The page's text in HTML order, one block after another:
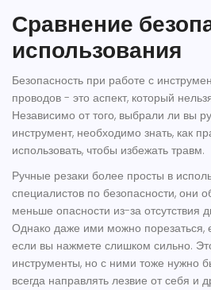
Сравнение
использования
Безопасность при работе с
проводов - это аспект, который
Независимо от того, выбрали ли вы
инструмент, необходимо знать, как
использовать, чтобы избежать травм.
Ручные резаки более просты в
специалистов по безопасности, они
меньше опасности из-за отсутствия
Однако даже ими можно порезаться,
если вы нажмете слишком сильно.
инструменты, но с ними тоже нужно
всегда направлять лезвие от себя и